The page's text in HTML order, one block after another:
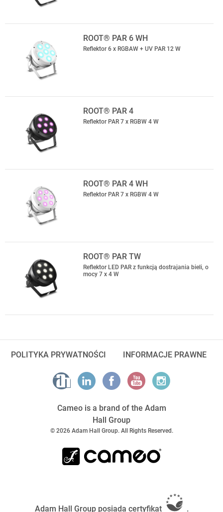
ROOT® PAR 6 WH
Reflektor 6 x RGBAW + UV PAR 12 W
ROOT® PAR 4
Reflektor PAR 7 x RGBW 4 W
ROOT® PAR 4 WH
Reflektor PAR 7 x RGBW 4 W
ROOT® PAR TW
Reflektor LED PAR z funkcją dostrajania bieli, o
mocy 7 x 4 W
POLITYKA PRYWATNOŚCI INFORMACJE PRAWNE
Cameo is a brand of the Adam
Hall Group
© 2026 Adam Hall Group. All Rights Reserved.
Adam Hall Group posiada certyfikat .